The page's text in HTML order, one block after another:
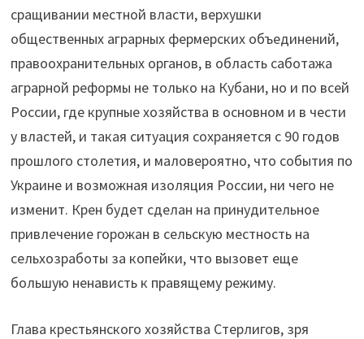
сращивании местной власти, верхушки
общественных аграрных фермерских объединений,
правоохранительных органов, в область саботажа
аграрной реформы не только на Кубани, но и по всей
России, где крупные хозяйства в основном и в чести
у властей, и такая ситуация сохраняется с 90 годов
прошлого столетия, и маловероятно, что события по
Украине и возможная изоляция России, ни чего не
изменит. Крен будет сделан на принудительное
привлечение горожан в сельскую местность на
сельхозработы за копейки, что вызовет еще
большую ненависть к правящему режиму.
Глава крестьянского хозяйства Стерлигов, зря